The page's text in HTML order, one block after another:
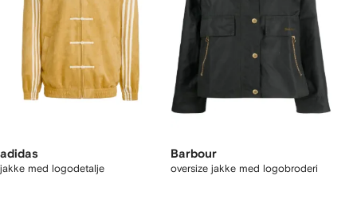
adidas
jakke med logodetalje
Barbour
oversize jakke med logobroderi